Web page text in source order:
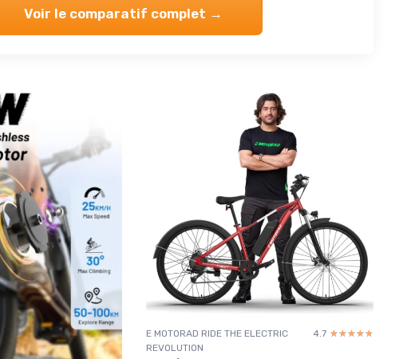
Voir le comparatif complet →
E MOTORAD RIDE THE ELECTRIC
REVOLUTION
4.7 ☆☆☆☆☆
★★★★★